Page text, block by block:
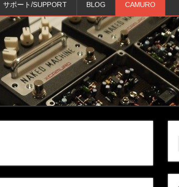
サポート/SUPPORT BLOG CAMURO